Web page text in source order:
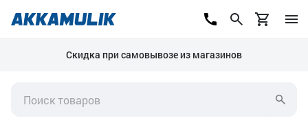
Скидка при самовывозе из магазинов